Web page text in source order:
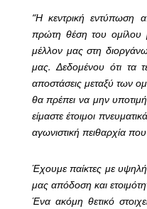
“Η κεντρική εντύπωση
πρώτη θέση του ομίλου
μέλλον μας στη
μας. Δεδομένου ότι τα
αποστάσεις μεταξύ των
θα πρέπει να μην
είμαστε έτοιμοι
αγωνιστική πειθαρχία που
Έχουμε παίκτες με
μας απόδοση και
Ένα ακόμη θετικό